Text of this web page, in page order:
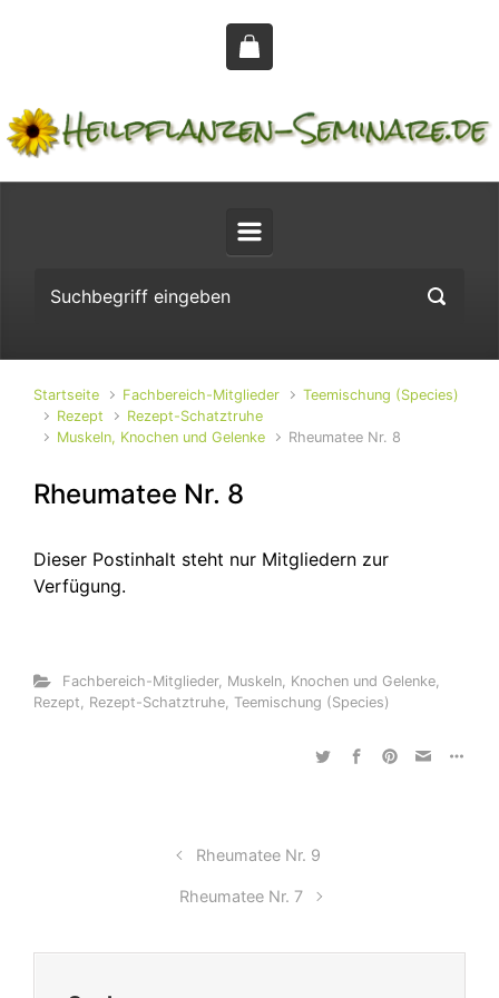
Zum Hauptinhalt springen
Startseite Fachbereich-Mitglieder
Teemischung (Species)
Rezept
Rezept-Schatztruhe
Muskeln, Knochen und Gelenke
Rheumatee Nr. 8
Rheumatee Nr. 8
Dieser Postinhalt steht nur Mitgliedern zur
Verfügung.
Fachbereich-Mitglieder, Muskeln, Knochen und Gelenke,
Rezept
Rezept-Schatztruhe Teemischung (Species)
Rheumatee Nr. 9
Rheumatee Nr. 7